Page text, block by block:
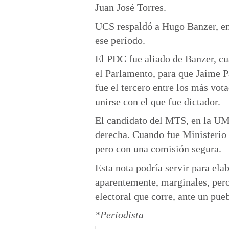
Juan José Torres.
UCS respaldó a Hugo Banzer,
ese período.
El PDC fue aliado de Banzer,
el Parlamento, para que Jaime
fue el tercero entre los más
unirse con el que fue dictador.
El candidato del MTS, en la
derecha. Cuando fue
pero con una comisión segura.
Esta nota podría servir para
aparentemente, marginales,
electoral que corre, ante un
*Periodista